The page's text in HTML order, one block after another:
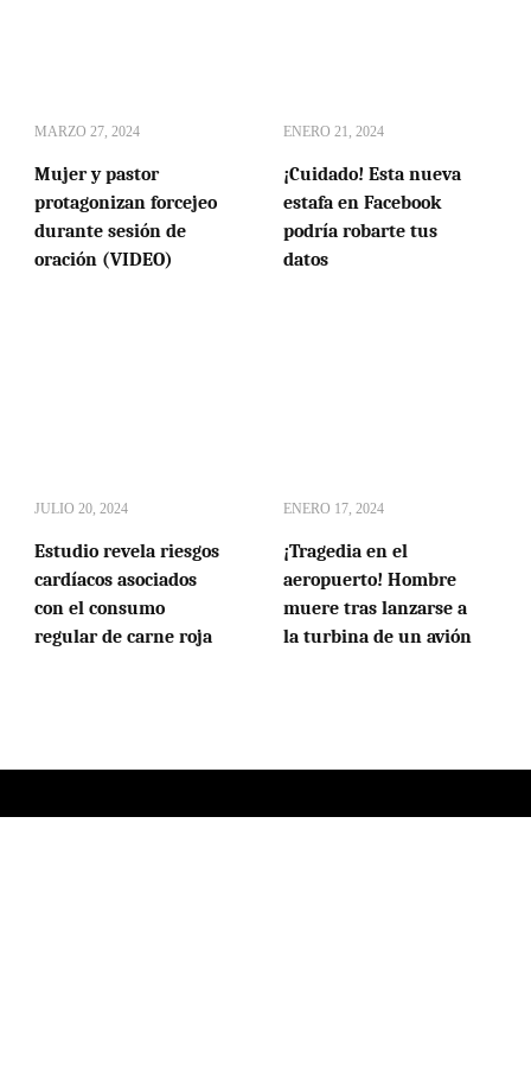
MARZO 27, 2024
Mujer y pastor
protagonizan forcejeo
durante sesión de
oración (VIDEO)
ENERO 21, 2024
¡Cuidado! Esta nueva
estafa en Facebook
podría robarte tus
datos
JULIO 20, 2024
Estudio revela riesgos
cardíacos asociados
con el consumo
regular de carne roja
ENERO 17, 2024
¡Tragedia en el
aeropuerto! Hombre
muere tras lanzarse a
la turbina de un avión